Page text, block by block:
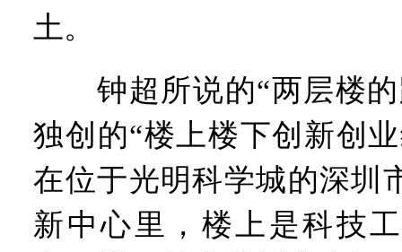
土。
钟超所说的“两层楼的
独创的“楼上楼下创新创
在位于光明科学城的深圳
新中心里，楼上是科技